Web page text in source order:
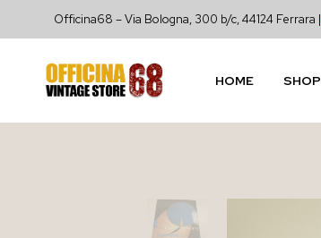
Officina68 – Via Bologna, 300 b/c, 44124 Ferrara |
HOME SHOP